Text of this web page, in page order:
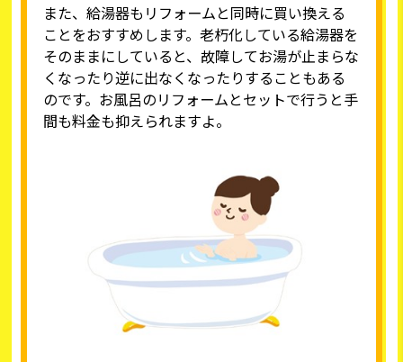
また、給湯器もリフォームと同時に買い換える
ことをおすすめします。老朽化している給湯器を
そのままにしていると、故障してお湯が止まらな
くなったり逆に出なくなったりすることもある
のです。お風呂のリフォームとセットで行うと手
間も料金も抑えられますよ。